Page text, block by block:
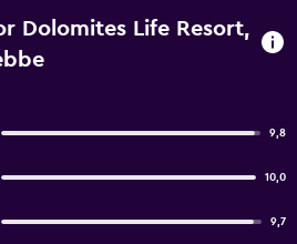
Dolomites Life Resort,
9,8
10,0
9,7